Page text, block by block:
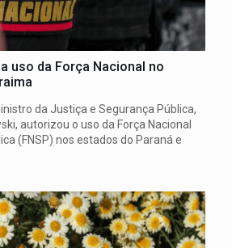
uso da Força Nacional no
da Justiça e Segurança Pública,
autorizou o uso da Força Nacional
(FNSP) nos estados do Paraná e